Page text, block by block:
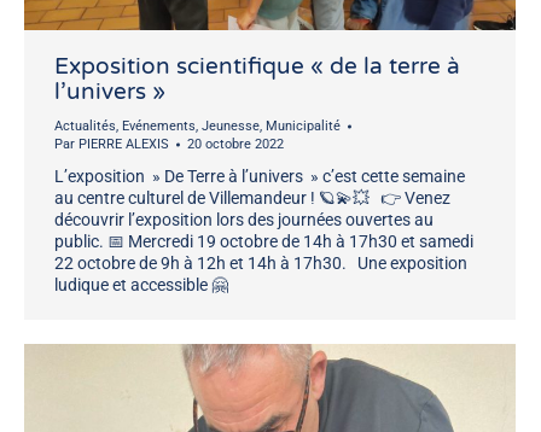
Exposition scientifique « de la terre à
l’univers »
Actualités, Evénements, Jeunesse, Municipalité
Par PIERRE ALEXIS 20 octobre 2022
L’exposition » De Terre à l’univers » c’est cette semaine
au centre culturel de Villemandeur ! 🪐💫💥 👉 Venez
découvrir l’exposition lors des journées ouvertes au
public. 📅 Mercredi 19 octobre de 14h à 17h30 et samedi
22 octobre de 9h à 12h et 14h à 17h30. Une exposition
ludique et accessible 🤗